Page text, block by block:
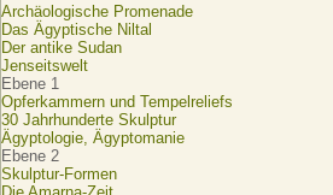
Archäologische Promenade
Das Ägyptische Niltal
Der antike Sudan
Jenseitswelt
Ebene 1
Opferkammern und Tempelreliefs
30 Jahrhunderte Skulptur
Ägyptologie, Ägyptomanie
Ebene 2
Skulptur-Formen